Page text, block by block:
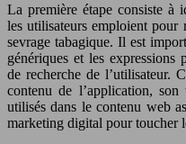
La première étape consiste à
les utilisateurs emploient pour
sevrage tabagique. Il est
génériques et les expressions
de recherche de l’utilisateur.
contenu de l’application,
utilisés dans le contenu web
marketing digital pour toucher